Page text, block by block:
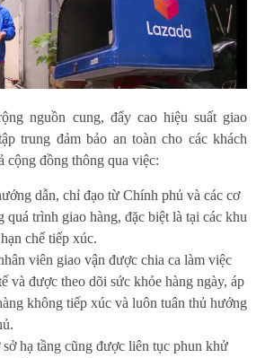
nguồn cung, đẩy cao hiệu suất giao
trung đảm bảo an toàn cho các khách
cộng đồng thông qua việc:
dẫn, chỉ đạo từ Chính phủ và các cơ
quá trình giao hàng, đặc biệt là tại các khu
chế tiếp xúc.
viên giao vận được chia ca làm việc
và được theo dõi sức khỏe hàng ngày, áp
không tiếp xúc và luôn tuân thủ hướng
hạ tầng cũng được liên tục phun khử